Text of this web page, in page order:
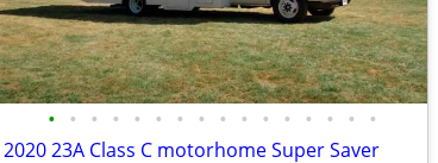
• • • • • • • • • • • • • • • •
2020 23A Class C motorhome Super Saver